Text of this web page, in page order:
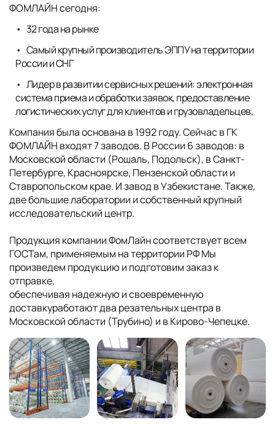
ФОМЛАЙН сегодня:
32 года на рынке
Самый крупный производитель ЭППУ на территории
России и СНГ
Лидер в развитии сервисных решений: электронная
система приема и обработки заявок, предоставление
логистических услуг для клиентов и грузовладельцев,
Компания была основана в 1992 году. Сейчас в ГК
ФОМЛАЙН входят 7 заводов. В России 6 заводов: в
Московской области (Рошаль, Подольск), в Санкт-
Петербурге, Красноярске, Пензенской области и
Ставропольском крае. И завод в Узбекистане. Также,
две большие лаборатории и собственный крупный
исследовательский центр.
Продукция компании ФомЛайн соответствует всем
ГОСТам, применяемым на территории РФ Мы
произведем продукцию и подготовим заказ к
отправке,
обеспечивая надежную и своевременную
доставкуработают два резательных центра в
Московской области (Трубино) и в Кирово-Чепецке.